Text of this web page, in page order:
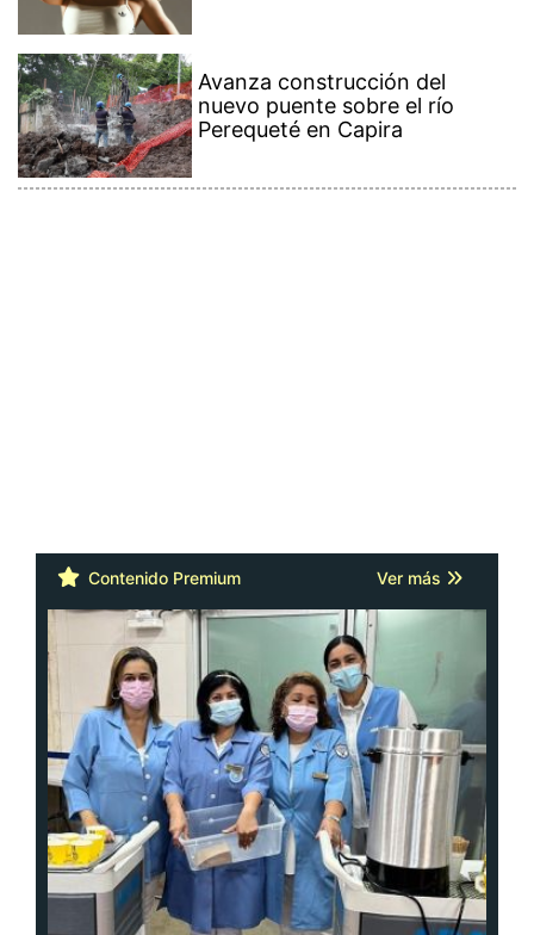
Avanza construcción del
nuevo puente sobre el río
Perequeté en Capira
Contenido Premium Ver más